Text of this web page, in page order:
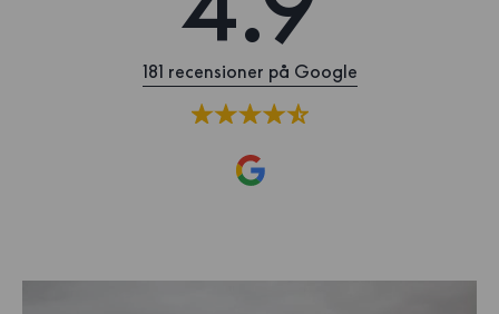
181 recensioner på Google